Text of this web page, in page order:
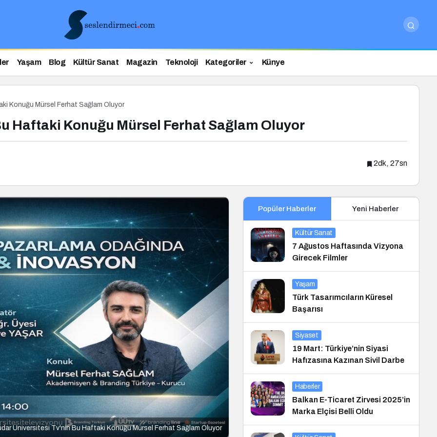
Yaşam Blog Kültür Sanat Magazin Teknoloji Kategoriler Künye
Konuğu Mürsel Ferhat Sağlam Oluyor
Haftaki Konuğu Mürsel Ferhat Sağlam Oluyor
2dk, 27sn
Üniversitesi Tv'nin Bu Haftaki Konuğu Mürsel Ferhat Sağlam Oluyor
Popüler Haberler Yeni Haberler
Kültür Sanat
7 Ağustos Haftasında Vizyona
Girecek Filmler
Yaşam
Türk Tasarımcıların Küresel
Başarısı
Siyaset
19 Mart: Türkiye’nin Siyasi
Hafızasına Kazınan Sivil Darbe
Haberler
Balkan E-Ticaret Zirvesi 2025’in
Marka Elçisi Belli Oldu